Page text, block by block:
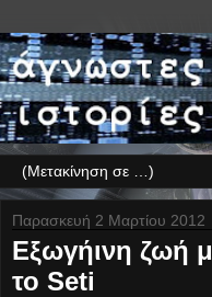
Παρασκευή 2 Μαρτίου 2012
Εξωγήινη ζωή
το Seti